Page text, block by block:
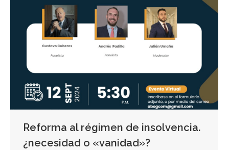
Reforma al régimen de insolvencia.
¿necesidad o «vanidad»?